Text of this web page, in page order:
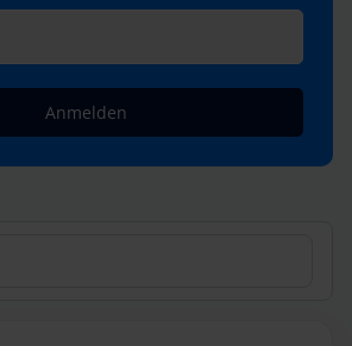
Anmelden